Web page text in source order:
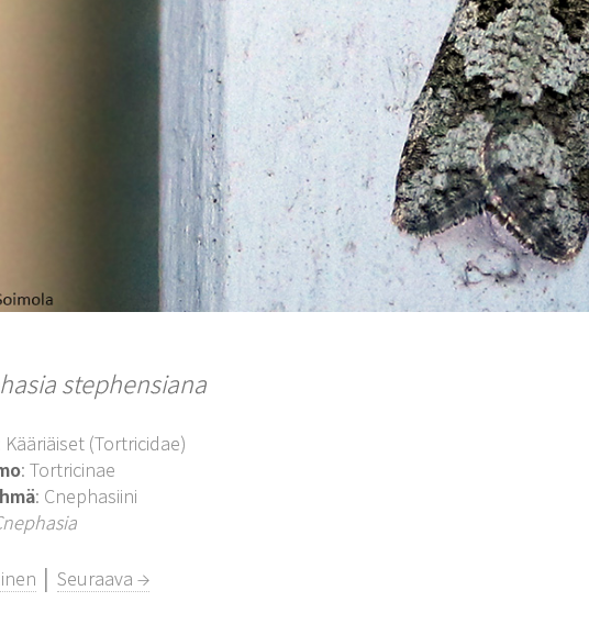
stephensiana
Kääriäiset (Tortricidae)
: Tortricinae
: Cnephasiini
│Seuraava →